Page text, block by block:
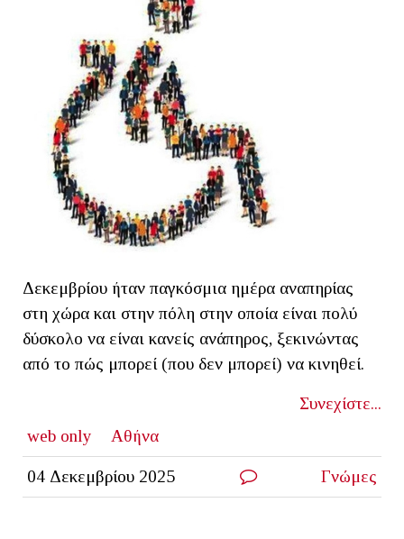
Δεκεμβρίου ήταν παγκόσμια ημέρα αναπηρίας
στη χώρα και στην πόλη στην οποία είναι πολύ
δύσκολο να είναι κανείς ανάπηρος, ξεκινώντας
από το πώς μπορεί (που δεν μπορεί) να κινηθεί.
Συνεχίστε...
web only
Αθήνα
04 Δεκεμβρίου 2025 Γνώμες